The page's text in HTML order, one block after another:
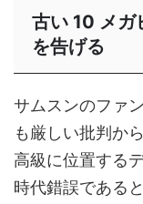
古い 10 メガ
を告げる
サムスンのファ
も厳しい批判か
高級に位置する
時代錯誤である